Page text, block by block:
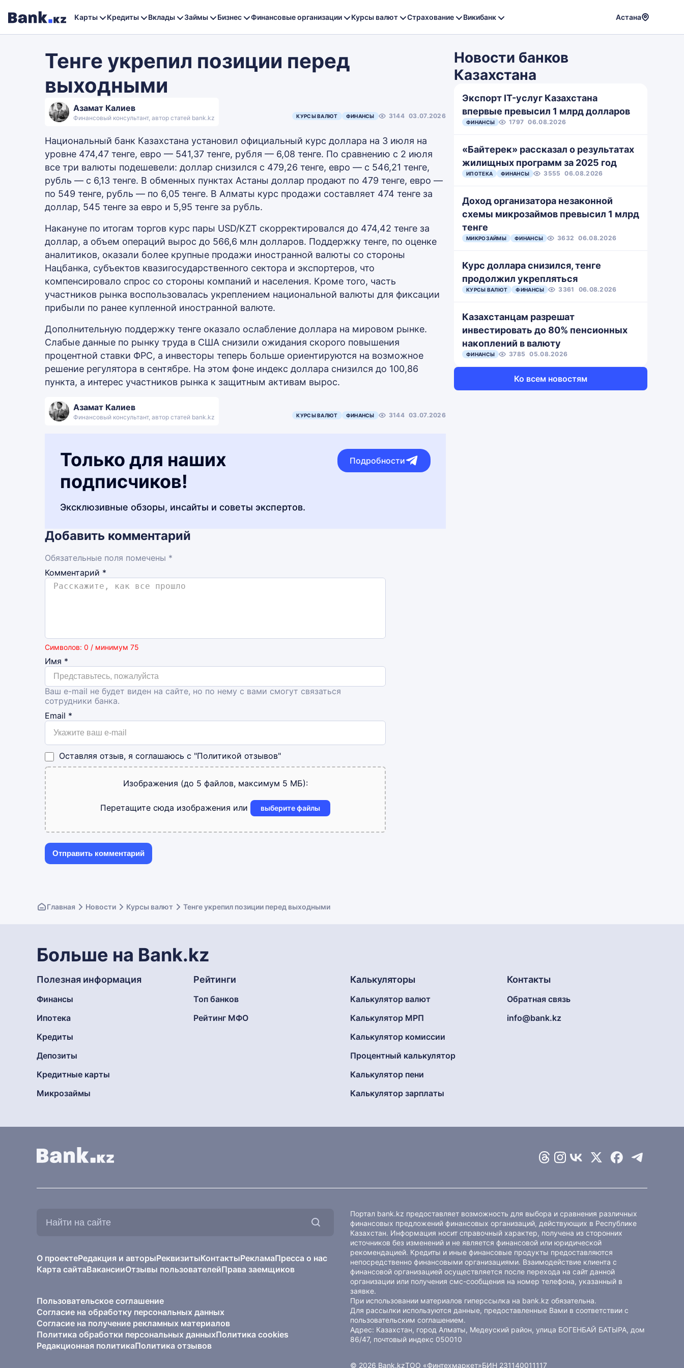
Карты Кредиты Вклады Займы Бизнес Финансовые организации Курсы валют Страхование Викибанк Астана
Тенге укрепил позиции перед
выходными
Азамат Калиев
Финансовый консультант, автор статей bank.kz КУРСЫ ВАЛЮТ ФИНАНСЫ 3144 03.07.2026
Национальный банк Казахстана установил официальный курс доллара на 3 июля на
уровне 474,47 тенге, евро — 541,37 тенге, рубля — 6,08 тенге. По сравнению с 2 июля
все три валюты подешевели: доллар снизился с 479,26 тенге, евро — с 546,21 тенге,
рубль — с 6,13 тенге. В обменных пунктах Астаны доллар продают по 479 тенге, евро —
по 549 тенге, рубль — по 6,05 тенге. В Алматы курс продажи составляет 474 тенге за
доллар, 545 тенге за евро и 5,95 тенге за рубль.
Накануне по итогам торгов курс пары USD/KZT скорректировался до 474,42 тенге за
доллар, а объем операций вырос до 566,6 млн долларов. Поддержку тенге, по оценке
аналитиков, оказали более крупные продажи иностранной валюты со стороны
Нацбанка, субъектов квазигосударственного сектора и экспортеров, что
компенсировало спрос со стороны компаний и населения. Кроме того, часть
участников рынка воспользовалась укреплением национальной валюты для фиксации
прибыли по ранее купленной иностранной валюте.
Дополнительную поддержку тенге оказало ослабление доллара на мировом рынке.
Слабые данные по рынку труда в США снизили ожидания скорого повышения
процентной ставки ФРС, а инвесторы теперь больше ориентируются на возможное
решение регулятора в сентябре. На этом фоне индекс доллара снизился до 100,86
пункта, а интерес участников рынка к защитным активам вырос.
Азамат Калиев
Финансовый консультант, автор статей bank.kz КУРСЫ ВАЛЮТ ФИНАНСЫ 3144 03.07.2026
Только для наших
подписчиков!
Эксклюзивные обзоры, инсайты и советы экспертов.
Подробности
Добавить комментарий
Обязательные поля помечены *
Комментарий *
Символов: 0 / минимум 75
Имя *
Ваш e-mail не будет виден на сайте, но по нему с вами смогут связаться
сотрудники банка.
Email *
Оставляя отзыв, я соглашаюсь с "Политикой отзывов"
Изображения (до 5 файлов, максимум 5 МБ):
Перетащите сюда изображения или выберите файлы
Новости банков
Казахстана
Экспорт IT-услуг Казахстана
впервые превысил 1 млрд долларов
ФИНАНСЫ 1797 06.08.2026
«Байтерек» рассказал о результатах
жилищных программ за 2025 год
ИПОТЕКА ФИНАНСЫ 3555 06.08.2026
Доход организатора незаконной
схемы микрозаймов превысил 1 млрд
тенге
МИКРОЗАЙМЫ ФИНАНСЫ 3632 06.08.2026
Курс доллара снизился, тенге
продолжил укрепляться
КУРСЫ ВАЛЮТ ФИНАНСЫ 3361 06.08.2026
Казахстанцам разрешат
инвестировать до 80% пенсионных
накоплений в валюту
ФИНАНСЫ 3785 05.08.2026
Ко всем новостям
Главная Новости Курсы валют Тенге укрепил позиции перед выходными
Больше на Bank.kz
Полезная информация
Финансы
Ипотека
Кредиты
Депозиты
Кредитные карты
Микрозаймы
Рейтинги
Топ банков
Рейтинг МФО
Калькуляторы
Калькулятор валют
Калькулятор МРП
Калькулятор комиссии
Процентный калькулятор
Калькулятор пени
Калькулятор зарплаты
Контакты
Обратная связь
info@bank.kz
О проектеРедакция и авторыРеквизитыКонтактыРекламаПресса о нас
Карта сайтаВакансииОтзывы пользователейПрава заемщиков
Пользовательское соглашение
Согласие на обработку персональных данных
Согласие на получение рекламных материалов
Политика обработки персональных данныхПолитика cookies
Редакционная политикаПолитика отзывов
Портал bank.kz предоставляет возможность для выбора и сравнения различных
финансовых предложений финансовых организаций, действующих в Республике
Казахстан. Информация носит справочный характер, получена из сторонних
источников без изменений и не является финансовой или юридической
рекомендацией. Кредиты и иные финансовые продукты предоставляются
непосредственно финансовыми организациями. Взаимодействие клиента с
финансовой организацией осуществляется после перехода на сайт данной
организации или получения смс-сообщения на номер телефона, указанный в
заявке.
При использовании материалов гиперссылка на bank.kz обязательна.
Для рассылки используются данные, предоставленные Вами в соответствии с
пользовательским соглашением.
Адрес: Казахстан, город Алматы, Медеуский район, улица БОГЕНБАЙ БАТЫРА, дом
86/47, почтовый индекс 050010
© 2026 Bank.kzТОО «Финтехмаркет»БИН 231140011117